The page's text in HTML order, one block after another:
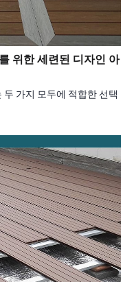
위한 세련된 디자인 아
가지 모두에 적합한 선택